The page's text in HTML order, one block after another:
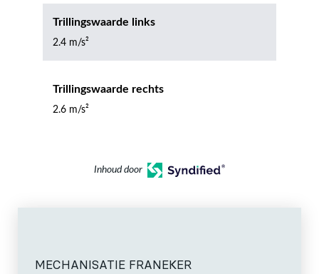
Trillingswaarde links
2.4 m/s²
Trillingswaarde rechts
2.6 m/s²
Inhoud door
MECHANISATIE FRANEKER